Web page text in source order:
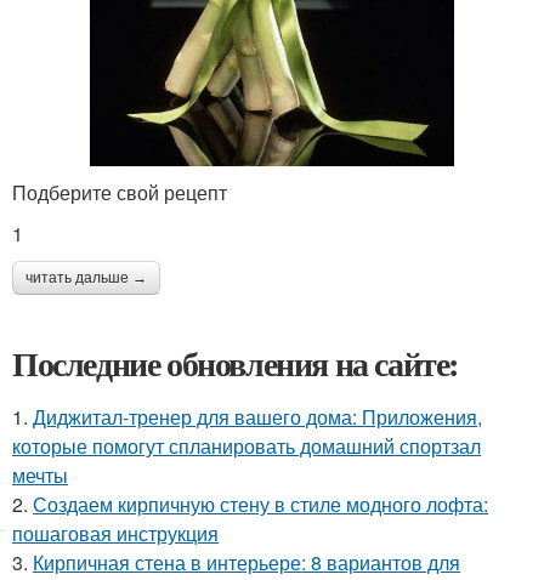
Подберите свой рецепт
1
читать дальше →
Последние обновления на сайте:
1. Диджитал-тренер для вашего дома: Приложения,
которые помогут спланировать домашний спортзал
мечты
2. Создаем кирпичную стену в стиле модного лофта:
пошаговая инструкция
3. Кирпичная стена в интерьере: 8 вариантов для